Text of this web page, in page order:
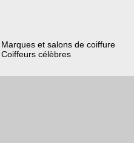
Marques et salons de coiffure
Coiffeurs célèbres